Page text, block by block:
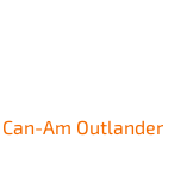
Am Outlander